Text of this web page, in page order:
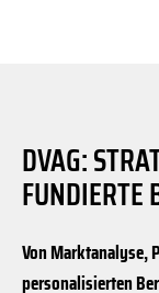
DVAG:
FUNDIERTE
Von
personalisierten
Urseler Straße